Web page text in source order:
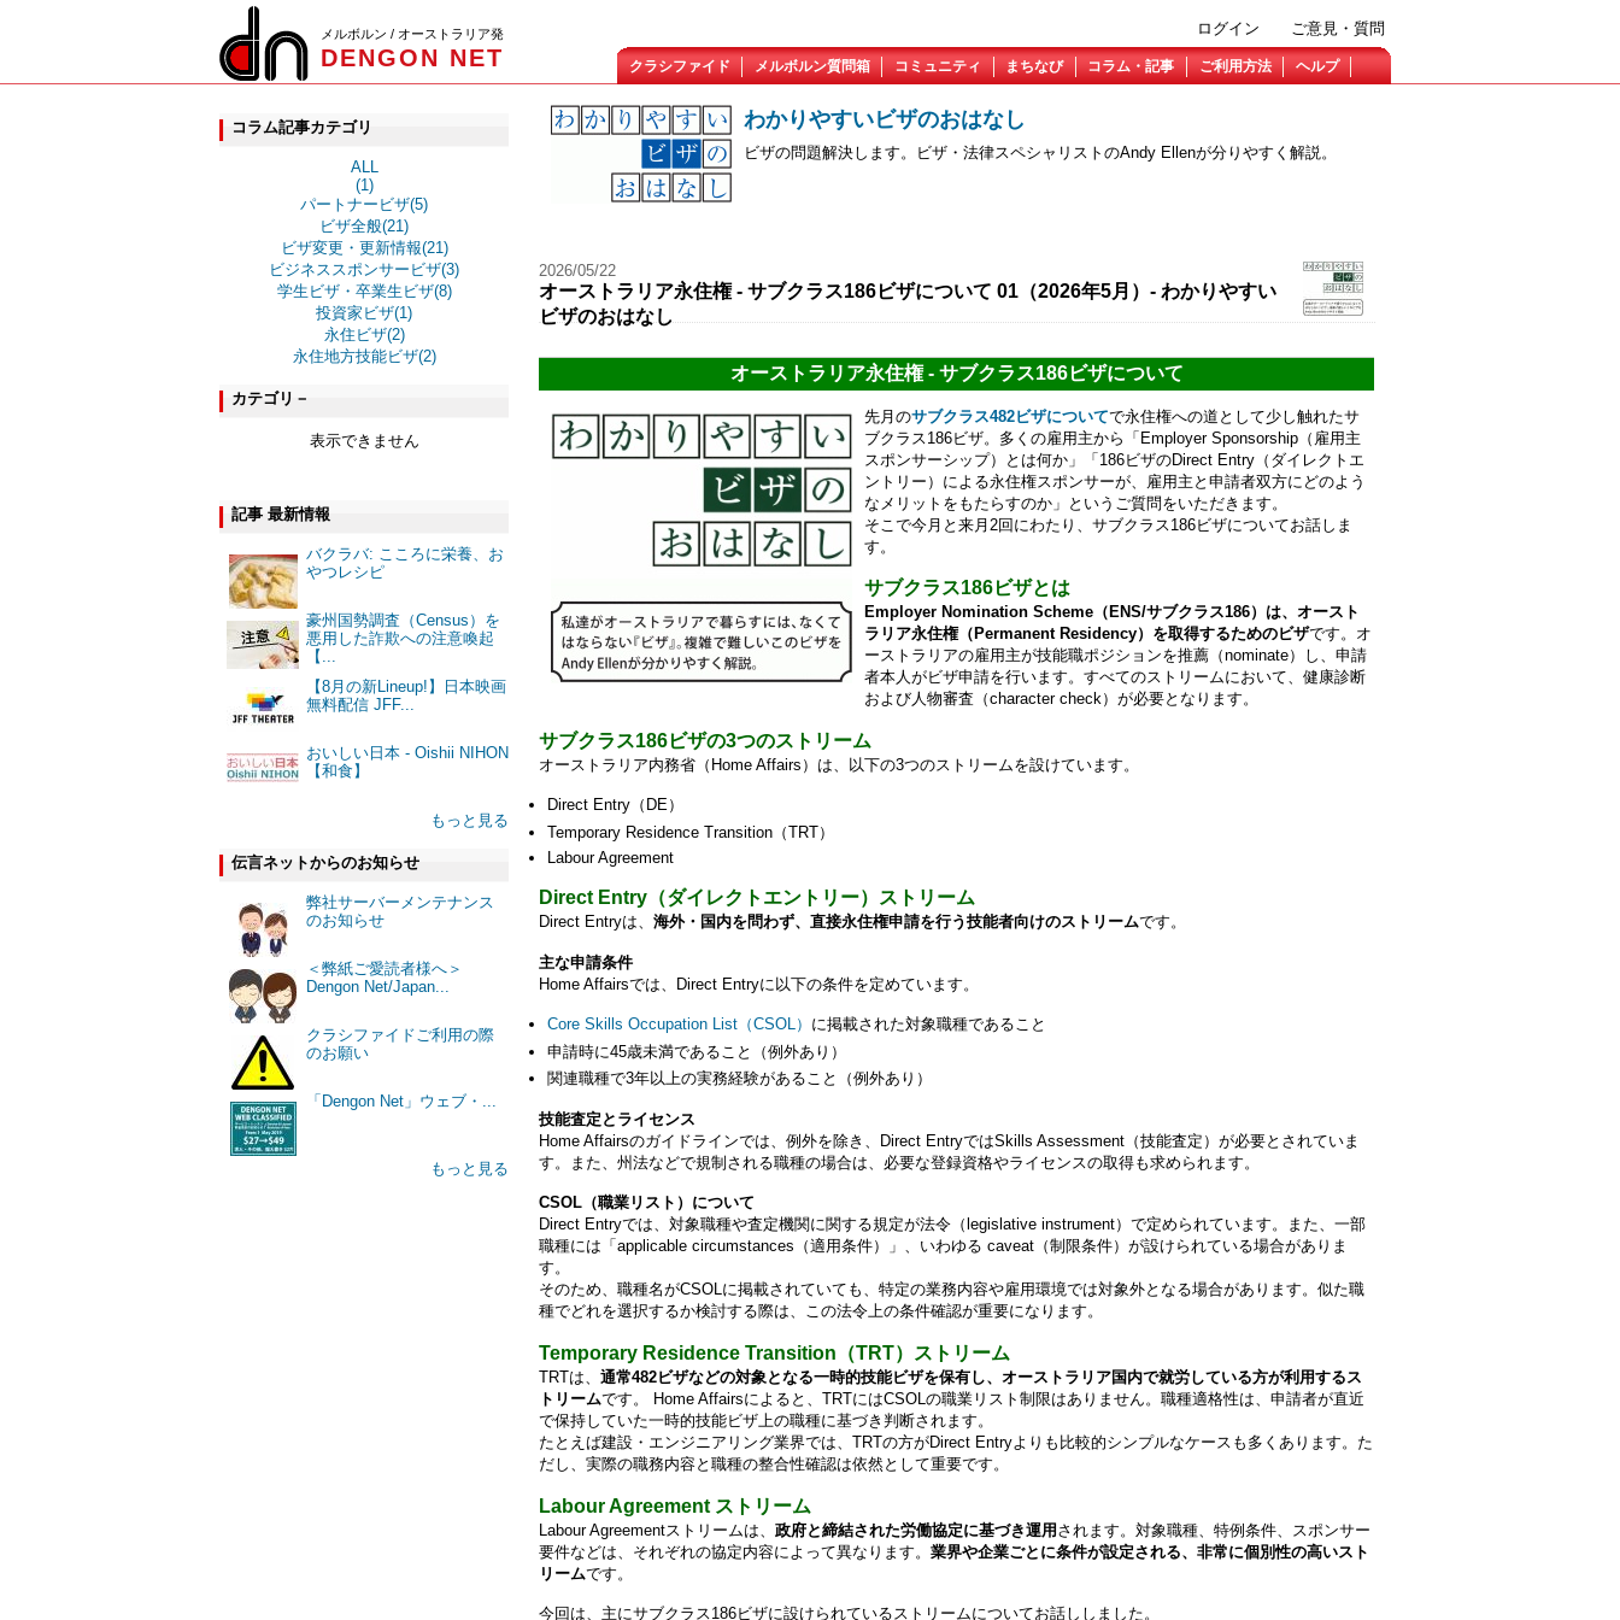
メルボルン / オーストラリア発
DENGON NET
ご意見・質問
ログイン
クラシファイド メルボルン質問箱 コミュニティ まちなび コラム・記事 ご利用方法 ヘルプ
コラム記事カテゴリ
ALL
(1)
パートナービザ(5)
ビザ全般(21)
ビザ変更・更新情報(21)
ビジネススポンサービザ(3)
学生ビザ・卒業生ビザ(8)
投資家ビザ(1)
永住ビザ(2)
永住地方技能ビザ(2)
カテゴリ－
表示できません
記事 最新情報
バクラバ: こころに栄養、お
やつレシピ
豪州国勢調査（Census）を
悪用した詐欺への注意喚起
【...
【8月の新Lineup!】日本映画
無料配信 JFF...
おいしい日本 - Oishii NIHON
【和食】
もっと見る
伝言ネットからのお知らせ
弊社サーバーメンテナンス
のお知らせ
＜弊紙ご愛読者様へ＞
Dengon Net/Japan...
クラシファイドご利用の際
のお願い
「Dengon Net」ウェブ・...
もっと見る
わかりやすいビザのおはなし
ビザの問題解決します。ビザ・法律スペシャリストのAndy Ellenが分りやすく解説。
2026/05/22
オーストラリア永住権 - サブクラス186ビザについて 01（2026年5月）- わかりやすい
ビザのおはなし
オーストラリア永住権 - サブクラス186ビザについて
先月のサブクラス482ビザについてで永住権への道として少し触れたサ
ブクラス186ビザ。多くの雇用主から「Employer Sponsorship（雇用主
スポンサーシップ）とは何か」「186ビザのDirect Entry（ダイレクトエ
ントリー）による永住権スポンサーが、雇用主と申請者双方にどのよう
なメリットをもたらすのか」というご質問をいただきます。
そこで今月と来月2回にわたり、サブクラス186ビザについてお話しま
す。
サブクラス186ビザとは
Employer Nomination Scheme（ENS/サブクラス186）は、オースト
ラリア永住権（Permanent Residency）を取得するためのビザです。オ
ーストラリアの雇用主が技能職ポジションを推薦（nominate）し、申請
者本人がビザ申請を行います。すべてのストリームにおいて、健康診断
および人物審査（character check）が必要となります。
サブクラス186ビザの3つのストリーム
オーストラリア内務省（Home Affairs）は、以下の3つのストリームを設けています。
Direct Entry（DE）
Temporary Residence Transition（TRT）
Labour Agreement
Direct Entry（ダイレクトエントリー）ストリーム
Direct Entryは、 海外・国内を問わず、直接永住権申請を行う技能者向けのストリームです。
主な申請条件
Home Affairsでは、Direct Entryに以下の条件を定めています。
Core Skills Occupation List（CSOL） に掲載された対象職種であること
申請時に45歳未満であること（例外あり）
関連職種で3年以上の実務経験があること（例外あり）
技能査定とライセンス
Home Affairsのガイドラインでは、例外を除き、Direct EntryではSkills Assessment（技能査定）が必要とされていま
す。また、州法などで規制される職種の場合は、必要な登録資格やライセンスの取得も求められます。
CSOL（職業リスト）について
Direct Entryでは、対象職種や査定機関に関する規定が法令（legislative instrument）で定められています。また、一部
職種には「applicable circumstances（適用条件）」、いわゆる caveat（制限条件）が設けられている場合がありま
す。
そのため、職種名がCSOLに掲載されていても、特定の業務内容や雇用環境では対象外となる場合があります。似た職
種でどれを選択するか検討する際は、この法令上の条件確認が重要になります。
Temporary Residence Transition（TRT）ストリーム
TRTは、 通常482ビザなどの対象となる一時的技能ビザを保有し、オーストラリア国内で就労している方が利用するス
トリームです。 Home Affairsによると、TRTにはCSOLの職業リスト制限はありません。職種適格性は、申請者が直近
で保持していた一時的技能ビザ上の職種に基づき判断されます。
たとえば建設・エンジニアリング業界では、TRTの方がDirect Entryよりも比較的シンプルなケースも多くあります。た
だし、実際の職務内容と職種の整合性確認は依然として重要です。
Labour Agreement ストリーム
Labour Agreementストリームは、 政府と締結された労働協定に基づき運用されます。対象職種、特例条件、スポンサー
要件などは、それぞれの協定内容によって異なります。 業界や企業ごとに条件が設定される、非常に個別性の高いスト
リームです。
今回は、主にサブクラス186ビザに設けられているストリームについてお話ししました。